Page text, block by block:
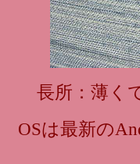
長所：薄く
OSは最新の